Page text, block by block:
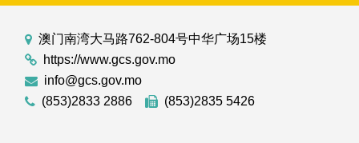
澳门南湾大马路762-804号中华广场15楼
https://www.gcs.gov.mo
info@gcs.gov.mo
(853)2833 2886
(853)2835 5426